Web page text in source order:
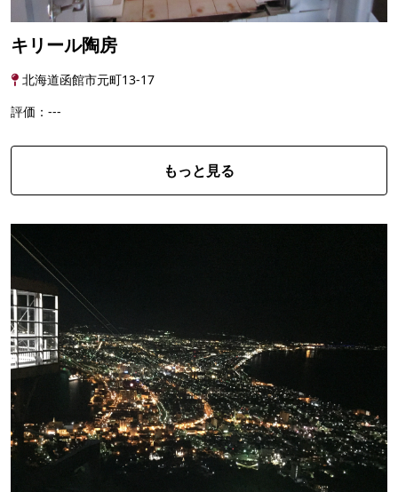
キリール陶房
北海道函館市元町13-17
評価：---
もっと見る